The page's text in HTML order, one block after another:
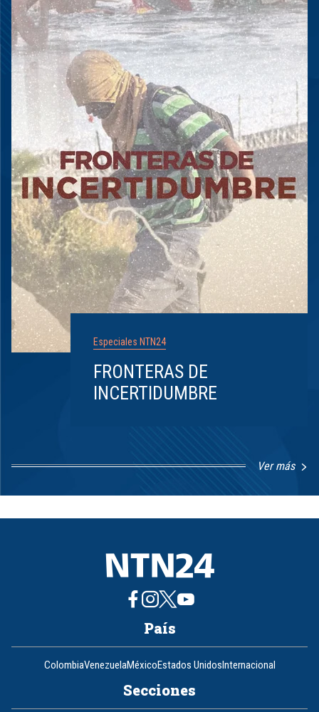
Especiales NTN24
FRONTERAS DE
INCERTIDUMBRE
Ver más
8
País
ColombiaVenezuelaMéxicoEstados UnidosInternacional
Secciones